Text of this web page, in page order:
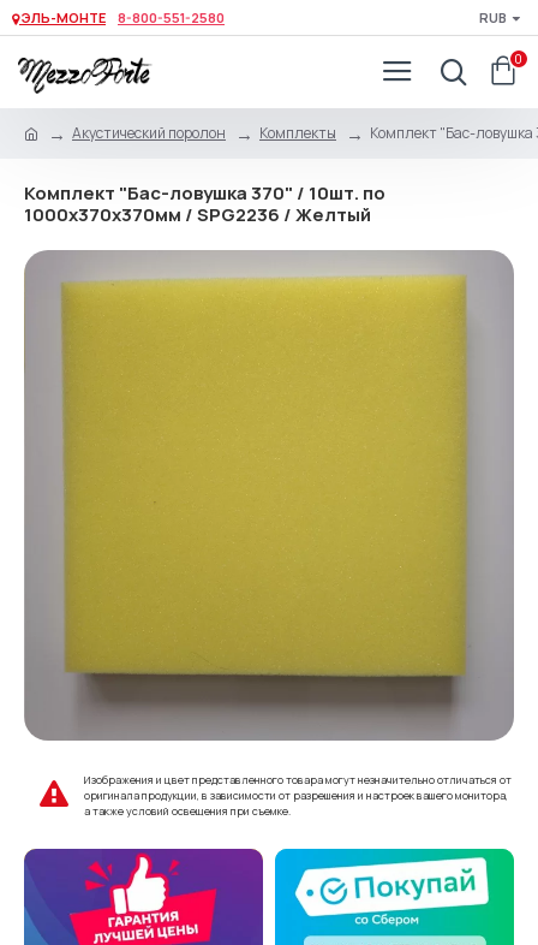
ЭЛЬ-МОНТЕ 8-800-551-2580 RUB
0
Акустический поролон Комплекты Комплект "Бас-
Комплект "Бас-ловушка 370" / 10шт. по
1000х370х370мм / SPG2236 / Желтый
Изображения и цвет представленного товара могут незначительно отличаться от
оригинала продукции, в зависимости от разрешения и настроек вашего монитора,
а также условий освещения при съемке.